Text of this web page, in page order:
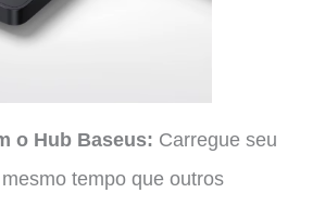
o Hub Baseus: Carregue seu
tempo que outros